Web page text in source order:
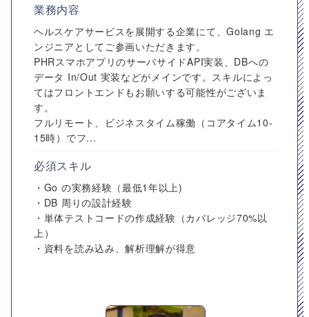
業務内容
ヘルスケアサービスを展開する企業にて、Golang エ
ンジニアとしてご参画いただきます。
PHRスマホアプリのサーバサイドAPI実装、DBへの
データ In/Out 実装などがメインです。スキルによっ
てはフロントエンドもお願いする可能性がございま
す。
フルリモート、ビジネスタイム稼働（コアタイム10-
15時）でフ...
必須スキル
・Go の実務経験（最低1年以上)
・DB 周りの設計経験
・単体テストコードの作成経験（カバレッジ70%以
上）
・資料を読み込み、解析理解が得意